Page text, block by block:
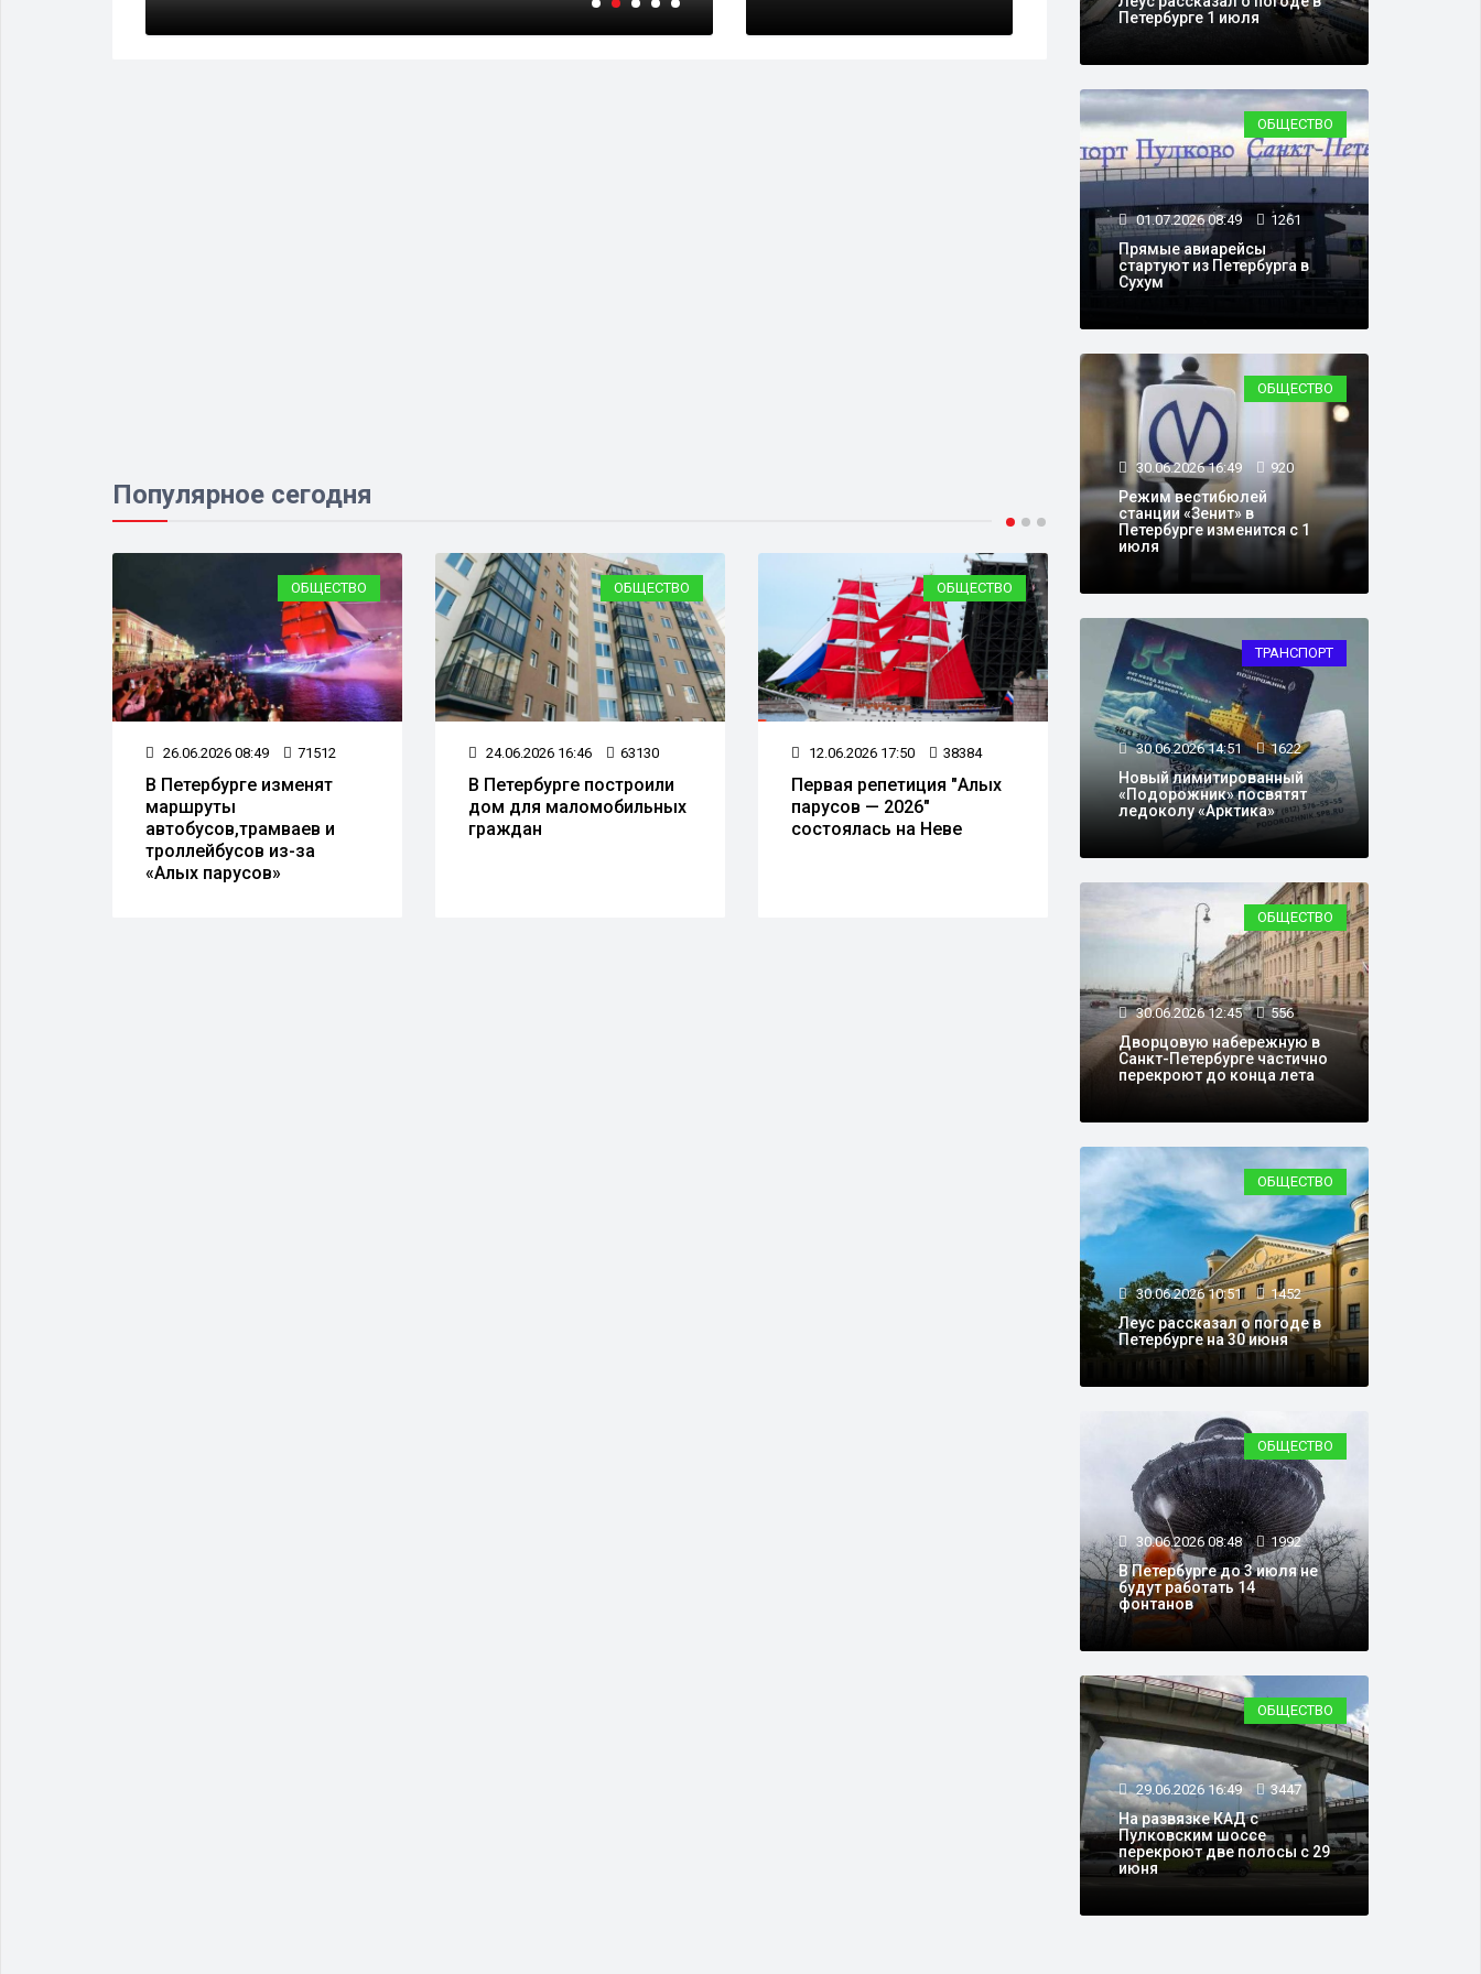
Популярное сегодня
ОБЩЕСТВО
26.06.2026 08:49 71512
В Петербурге изменят
маршруты
автобусов,трамваев и
троллейбусов из-за
«Алых парусов»
ОБЩЕСТВО
24.06.2026 16:46 63130
В Петербурге построили
дом для маломобильных
граждан
ОБЩЕСТВО
12.06.2026 17:50 38384
Первая репетиция "Алых
парусов — 2026"
состоялась на Неве
25.06.2026 16:50 36989
В четырех районах
Петербурга ограничат
движение транспорта с
Петербурге 1 июля
ОБЩЕСТВО
01.07.2026 08:49 1261
Прямые авиарейсы
стартуют из Петербурга в
Сухум
ОБЩЕСТВО
30.06.2026 16:49 920
Режим вестибюлей
станции «Зенит» в
Петербурге изменится с 1
июля
ТРАНСПОРТ
30.06.2026 14:51 1622
Новый лимитированный
«Подорожник» посвятят
ледоколу «Арктика»
ОБЩЕСТВО
30.06.2026 12:45 556
Дворцовую набережную в
Санкт-Петербурге частично
перекроют до конца лета
ОБЩЕСТВО
30.06.2026 10:51 1452
Леус рассказал о погоде в
Петербурге на 30 июня
ОБЩЕСТВО
30.06.2026 08:48 1992
В Петербурге до 3 июля не
будут работать 14
фонтанов
ОБЩЕСТВО
29.06.2026 16:49 3447
На развязке КАД с
Пулковским шоссе
перекроют две полосы с 29
июня